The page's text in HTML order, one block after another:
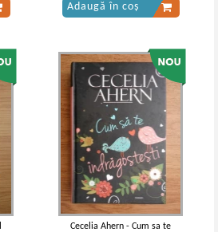
Adaugă în coș
Cecelia Ahern - Cum sa te